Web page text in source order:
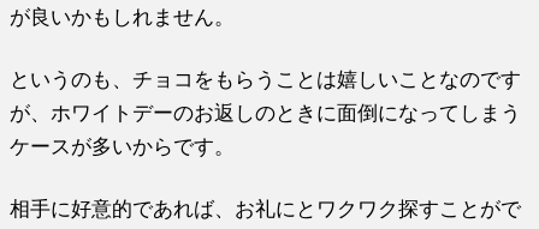
が良いかもしれません。
というのも、チョコをもらうことは嬉しいことなのです
が、ホワイトデーのお返しのときに面倒になってしまう
ケースが多いからです。
相手に好意的であれば、お礼にとワクワク探すことがで